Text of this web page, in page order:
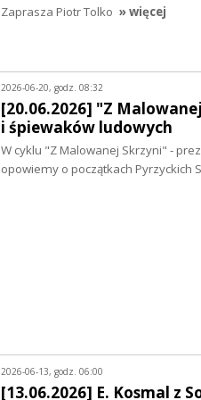
Zaprasza Piotr Tolko » więcej
2026-06-20, godz. 08:32
[20.06.2026] "Z
i śpiewaków ludowych
W cyklu "Z Malowanej Skrzyni" -
opowiemy o początkach Pyrzyckich
2026-06-13, godz. 06:00
[13.06.2026] E. Kosmal z